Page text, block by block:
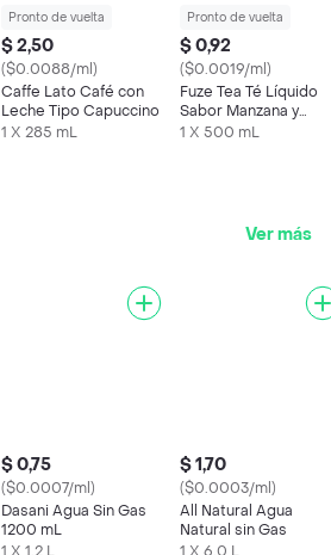
Pronto de vuelta
$ 2,50
($0.0088/ml)
Caffe Lato Café con
Leche Tipo Capuccino
1 X 285 mL
Pronto de vuelta
$ 0,92
($0.0019/ml)
Fuze Tea Té Líquido
Sabor Manzana y
Limonaria
1 X 500 mL
Ver más
$ 0,75
($0.0007/ml)
Dasani Agua Sin Gas
1200 mL
$ 1,70
($0.0003/ml)
All Natural Agua
Natural sin Gas